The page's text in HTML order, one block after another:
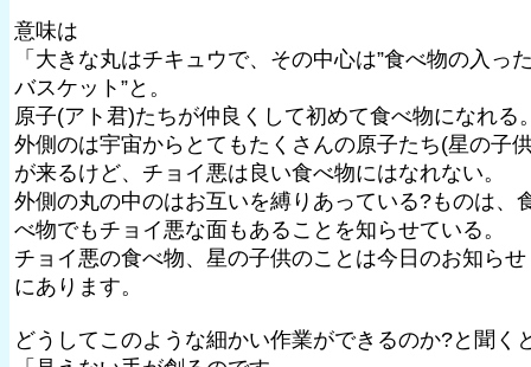
意味は
「大きな丸はチキュウで、その中心は”食べ物の入っ
バスケット”と。
原子(アト君)たちが仲良くして初めて食べ物になれる
外側のは宇宙からとてもたくさんの原子たち(星の子
が来るけど、チョイ悪は良い食べ物にはなれない。
外側の丸の中のはお互いを縛りあっている?ものは、
べ物でもチョイ悪な面もあることを知らせている。
チョイ悪の食べ物、星の子供のことは今日のお知らせ
にあります。
どうしてこのような細かい作業ができるのか?と聞く